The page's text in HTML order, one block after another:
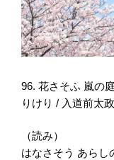
96. 花さそふ 嵐の
りけり / 入道前太
（読み）
はなさそう あらし